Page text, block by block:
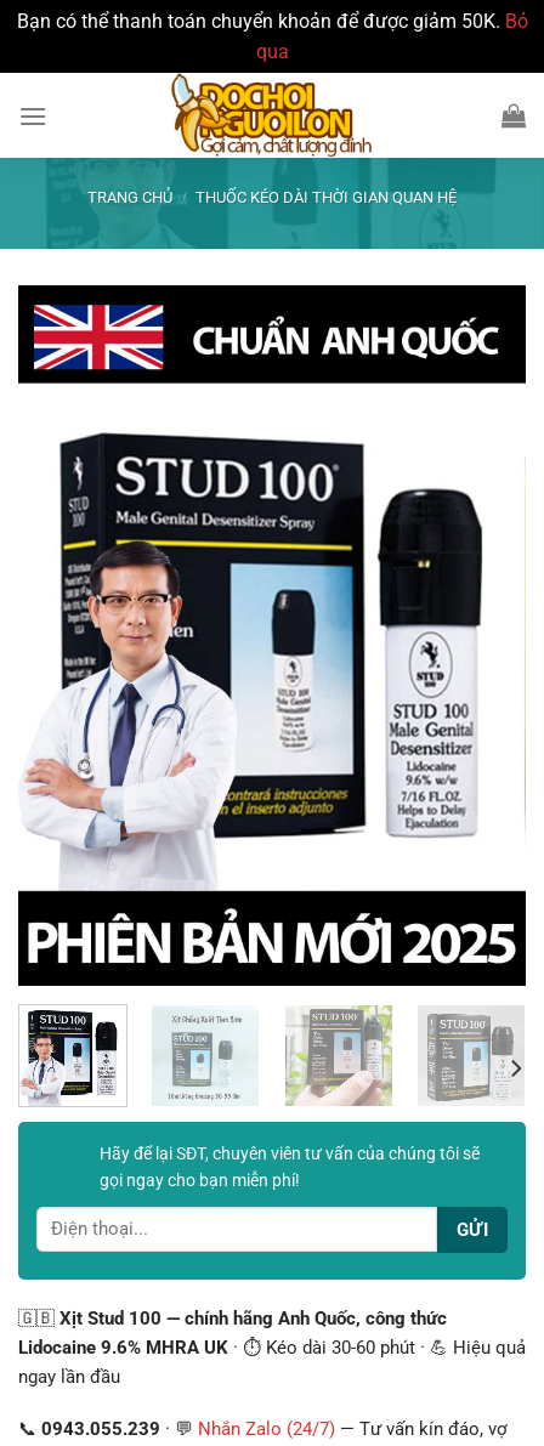
Bạn có thể thanh toán chuyển khoản để được giảm 50K. Bỏ
qua
qua
TRANG CHỦ / THUỐC KÉO DÀI THỜI GIAN QUAN HỆ
Hãy để lại SĐT, chuyên viên tư vấn của chúng tôi sẽ
gọi ngay cho bạn miễn phí!
🇬🇧 Xịt Stud 100 — chính hãng Anh Quốc, công thức
Lidocaine 9.6% MHRA UK · ⏱️ Kéo dài 30-60 phút · 💪 Hiệu quả
ngay lần đầu
📞 0943.055.239 · 💬 Nhắn Zalo (24/7) — Tư vấn kín đáo, vợ